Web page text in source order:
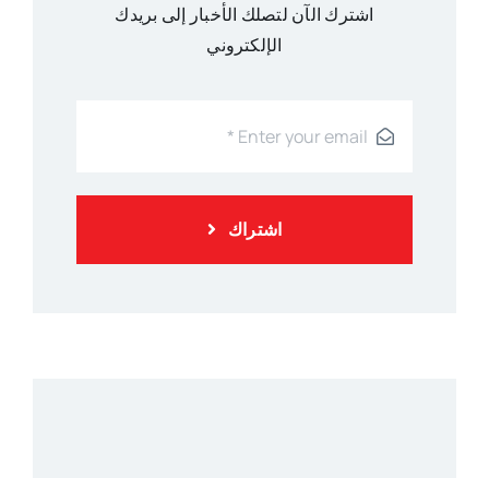
اشترك الآن لتصلك الأخبار إلى بريدك
الإلكتروني
اشتراك